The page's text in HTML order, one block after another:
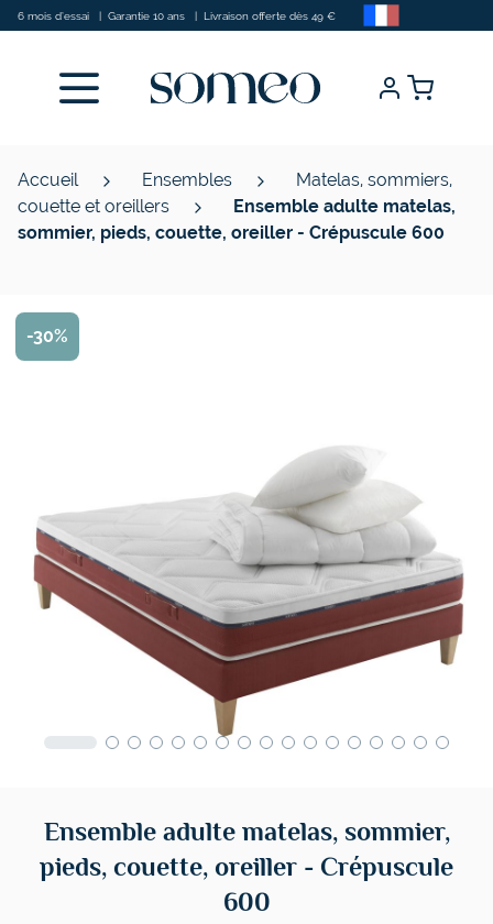
Allez au contenu
6 mois d’essai | Garantie 10 ans | Livraison offerte dès 49 €
Accueil Ensembles
Matelas, sommiers,
couette et oreillers
Ensemble adulte matelas,
sommier, pieds, couette, oreiller - Crépuscule 600
-30%
Ensemble adulte matelas, sommier,
pieds, couette, oreiller - Crépuscule
600